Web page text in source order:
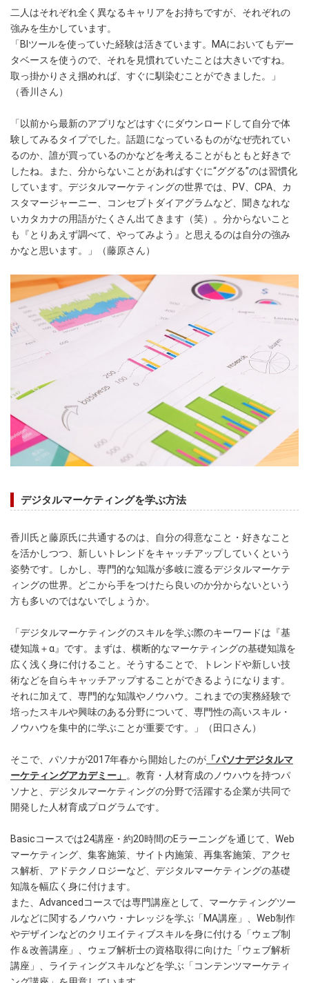
二人はそれぞれ全く異なるキャリアをお持ちですが、それぞれの
強みを生かしています。
「BIツールを使っていた経験は活きています。MAにおいてもデー
タベースを使うので、それを見慣れていたことは大きいですね。
取っ掛かりさえ掴めれば、すぐに馴染むことができました。」
（香川さん）
「以前から最新のアプリなどはすぐにダウンロードして自分で体
験してみるタイプでした。話題になっているものがなぜ売れてい
るのか、誰が買っているのかなどを考えることがもともと好きで
したね。また、分からないことがあればすぐに“ググる”のは習慣化
しています。デジタルマーケティングの世界では、PV、CPA、カ
スタマージャーニー、コンセプトダイアグラムなど、聞きなれな
いカタカナの用語がたくさん出てきます（笑）。分からないこと
も『とりあえず調べて、やってみよう』と思えるのは自分の強み
かなと思います。」（藤原さん）
デジタルマーケティングを学ぶ方法
香川氏と藤原氏に共通するのは、自分の得意なこと・好きなこと
を活かしつつ、新しいトレンドをキャッチアップしていくという
姿勢です。しかし、専門的な知識が多岐に渡るデジタルマーケテ
ィングの世界。どこから手をつけたら良いのか分からないという
方も多いのではないでしょうか。
「デジタルマーケティングのスキルを学ぶ際のキーワードは『基
礎知識＋α』です。まずは、横断的なマーケティングの基礎知識を
広く浅く身に付けること。そうすることで、トレンドや新しい技
術などを自らキャッチアップすることができるようになります。
それに加えて、専門的な知識やノウハウ。これまでの実務経験で
培ったスキルや興味のある分野について、専門性の高いスキル・
ノウハウを集中的に学ぶことが重要です。」（田口さん）
そこで、パソナが2017年春から開始したのが 「パソナデジタルマ
ーケティングアカデミー」 。教育・人材育成のノウハウを持つパ
ソナと、デジタルマーケティングの分野で活躍する企業が共同で
開発した人材育成プログラムです。
Basicコースでは24講座・約20時間のEラーニングを通じて、Web
マーケティング、集客施策、サイト内施策、再集客施策、アクセ
ス解析、アドテクノロジーなど、デジタルマーケティングの基礎
知識を幅広く身に付けます。
また、Advancedコースでは専門講座として、マーケティングツー
ルなどに関するノウハウ・ナレッジを学ぶ「MA講座」、Web制作
やデザインなどのクリエイティブスキルを身に付ける「ウェブ制
作＆改善講座」、ウェブ解析士の資格取得に向けた「ウェブ解析
講座」、ライティングスキルなどを学ぶ「コンテンツマーケティ